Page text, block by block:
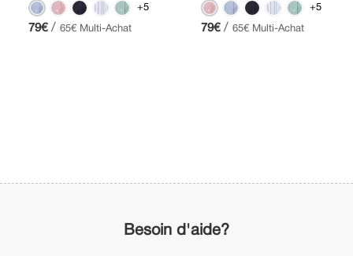
+5
79€ / 65€ Multi-Achat
+5
79€ / 65€ Multi-Achat
Besoin d'aide?